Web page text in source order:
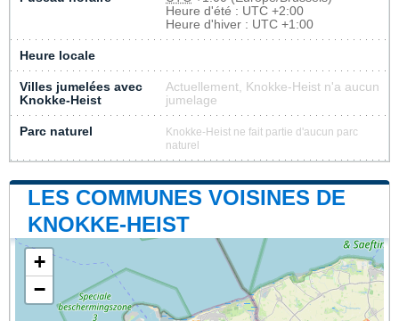
Heure d'été : UTC +2:00
Heure d'hiver : UTC +1:00
Heure locale
Villes jumelées avec
Knokke-Heist
Actuellement, Knokke-Heist n'a aucun
jumelage
Parc naturel
Knokke-Heist ne fait partie d'aucun parc
naturel
LES COMMUNES VOISINES DE
KNOKKE-HEIST
+
−